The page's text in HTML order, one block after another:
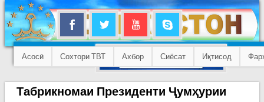
Асосӣ Сохтори ТВТ Ахбор Сиёсат Иқтисод
Табрикномаи Президенти Ҷумҳурии